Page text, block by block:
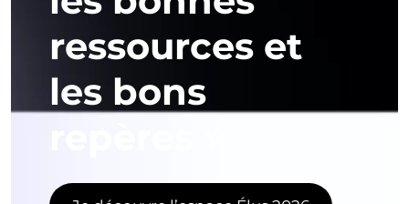
ressources et
les bons
repères ⭐
Je découvre l’espace Élus 2026